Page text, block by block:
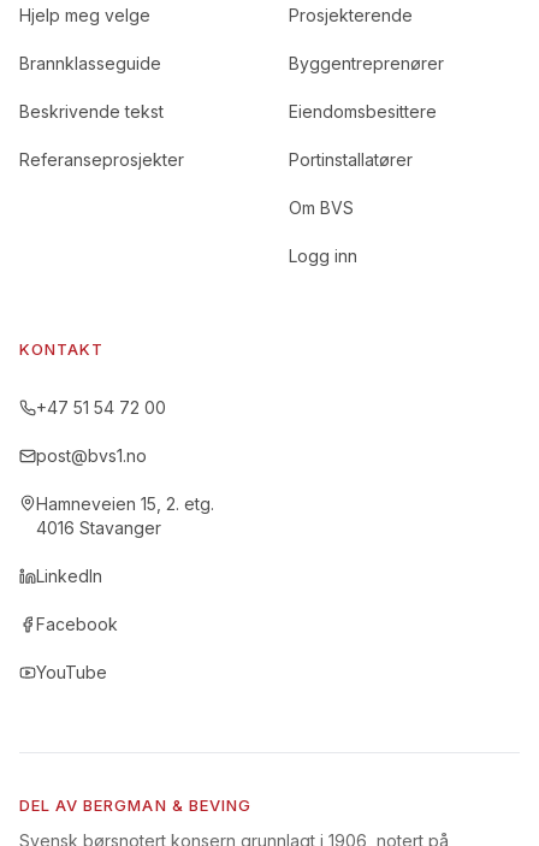
Hjelp meg velge
Brannklasseguide
Beskrivende tekst
Referanseprosjekter
Prosjekterende
Byggentreprenører
Eiendomsbesittere
Portinstallatører
Om BVS
Logg inn
KONTAKT
+47 51 54 72 00
post@bvs1.no
Hamneveien 15, 2. etg.
4016 Stavanger
LinkedIn
Facebook
YouTube
DEL AVBERGMAN & BEVING
Svensk børsnotert konsern grunnlagt i 1906, notert på